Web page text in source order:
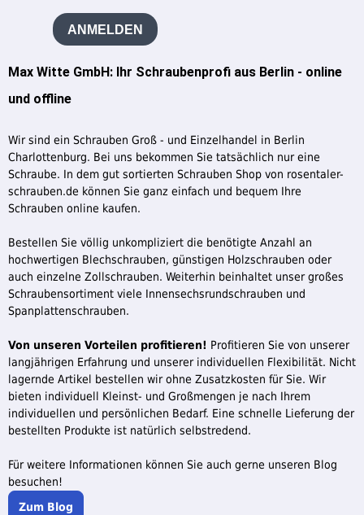
Max Witte GmbH: Ihr Schraubenprofi aus Berlin - online
und offline
Wir sind ein Schrauben Groß - und Einzelhandel in Berlin
Charlottenburg. Bei uns bekommen Sie tatsächlich nur eine
Schraube. In dem gut sortierten Schrauben Shop von rosentaler-
schrauben.de können Sie ganz einfach und bequem Ihre
Schrauben online kaufen.
Bestellen Sie völlig unkompliziert die benötigte Anzahl an
hochwertigen Blechschrauben, günstigen Holzschrauben oder
auch einzelne Zollschrauben. Weiterhin beinhaltet unser großes
Schraubensortiment viele Innensechsrundschrauben und
Spanplattenschrauben.
Von unseren Vorteilen profitieren! Profitieren Sie von unserer
langjährigen Erfahrung und unserer individuellen Flexibilität. Nicht
lagernde Artikel bestellen wir ohne Zusatzkosten für Sie. Wir
bieten individuell Kleinst- und Großmengen je nach Ihrem
individuellen und persönlichen Bedarf. Eine schnelle Lieferung der
bestellten Produkte ist natürlich selbstredend.
Für weitere Informationen können Sie auch gerne unseren Blog
besuchen!
Zum Blog
ANMELDEN